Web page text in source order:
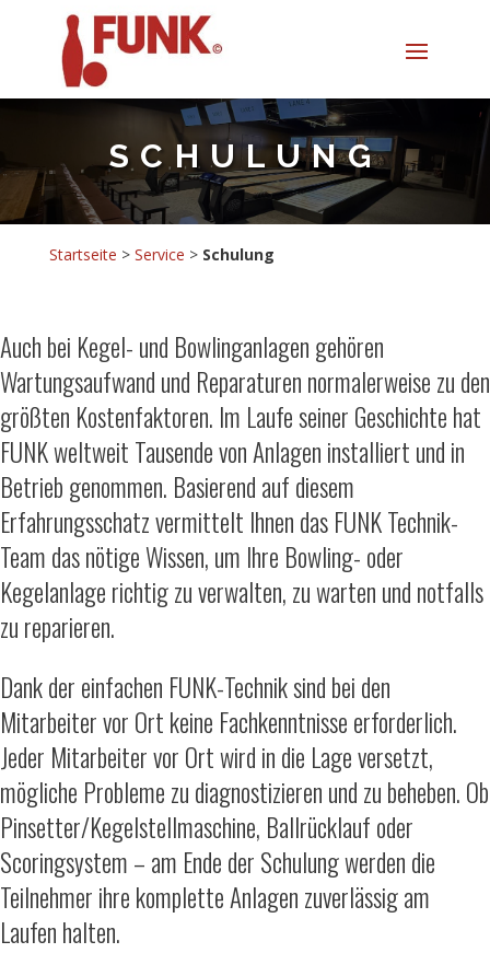
SCHULUNG
Startseite > Service > Schulung
Auch bei Kegel- und Bowlinganlagen gehören
Wartungsaufwand und Reparaturen normalerweise zu den
größten Kostenfaktoren. Im Laufe seiner Geschichte hat
FUNK weltweit Tausende von Anlagen installiert und in
Betrieb genommen. Basierend auf diesem
Erfahrungsschatz vermittelt Ihnen das FUNK Technik-
Team das nötige Wissen, um Ihre Bowling- oder
Kegelanlage richtig zu verwalten, zu warten und notfalls
zu reparieren.
Dank der einfachen FUNK-Technik sind bei den
Mitarbeiter vor Ort keine Fachkenntnisse erforderlich.
Jeder Mitarbeiter vor Ort wird in die Lage versetzt,
mögliche Probleme zu diagnostizieren und zu beheben. Ob
Pinsetter/Kegelstellmaschine, Ballrücklauf oder
Scoringsystem – am Ende der Schulung werden die
Teilnehmer ihre komplette Anlagen zuverlässig am
Laufen halten.